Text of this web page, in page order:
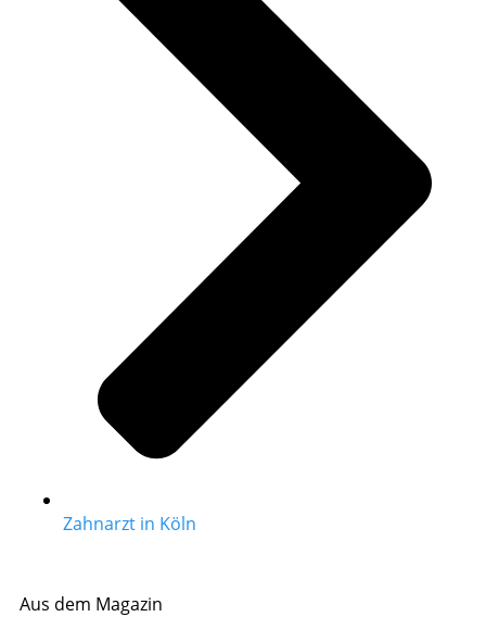
Zahnarzt in Köln
Aus dem Magazin